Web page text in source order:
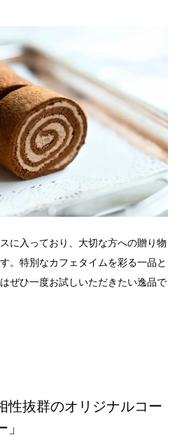
に入っており、大切な方への贈り物
。特別なカフェタイムを彩る一品と
ぜひ一度お試しいただきたい逸品で
性抜群のオリジナルコー